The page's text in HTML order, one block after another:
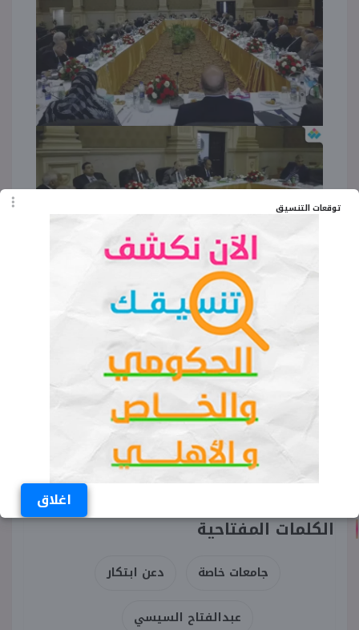
توقعات التنسيق
اغلاق
الكلمات المفتاحية
جامعات خاصة دعن ابتكار
عبدالفتاح السيسي